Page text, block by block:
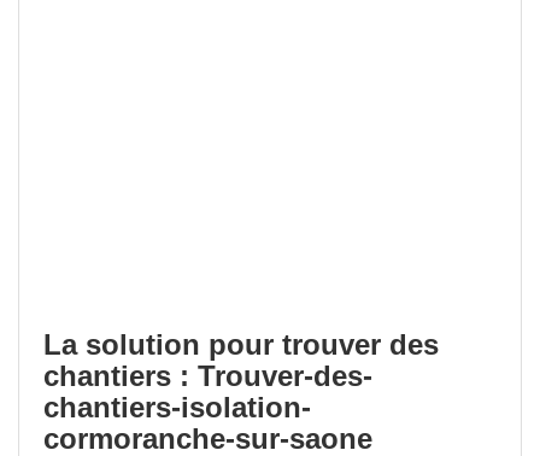
La solution pour trouver des
chantiers : Trouver-des-
chantiers-isolation-
cormoranche-sur-saone